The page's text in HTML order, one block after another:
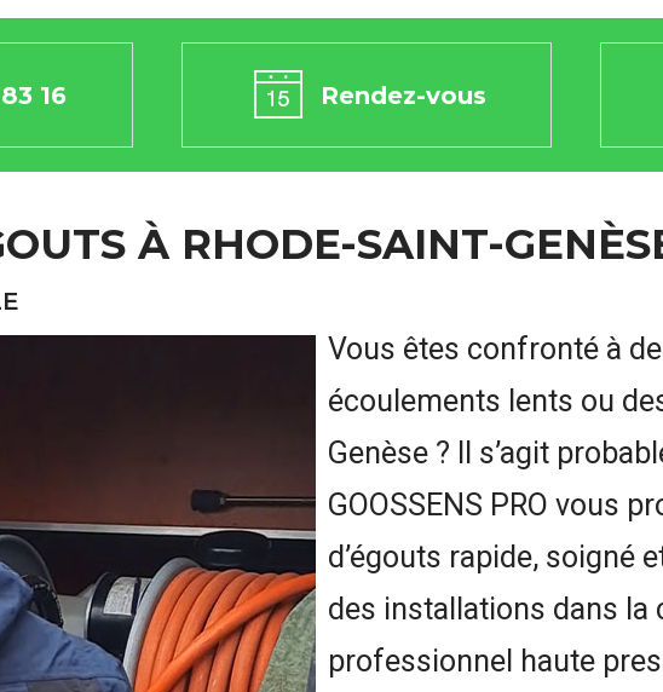
16 Rendez-vous
À RHODE-SAINT-
Vous êtes confronté à
écoulements lents ou
Genèse ? Il s’agit
GOOSSENS PRO vous
d’égouts rapide, soigné
des installations dans la
professionnel haute